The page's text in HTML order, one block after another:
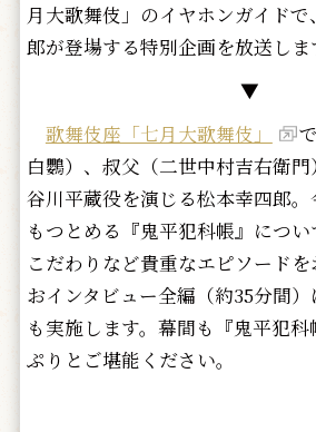
月大歌舞伎」のイヤホンガイド
郎が登場する特別企画を放送しま
▼
歌舞伎座「七月大歌舞伎」
白鸚）、叔父（二世中村吉右衛
谷川平蔵役を演じる松本幸四郎
もつとめる『鬼平犯科帳』につい
こだわりなど貴重なエピソード
おインタビュー全編（約35分間
も実施します。幕間も『鬼平犯
ぷりとご堪能ください。